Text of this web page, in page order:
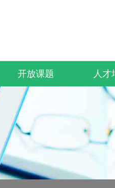
开放课题 人才